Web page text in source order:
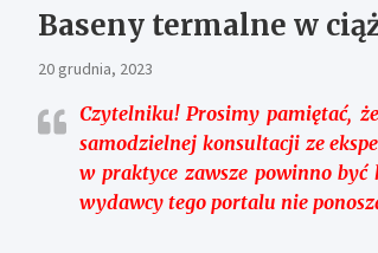
Baseny termalne w
20 grudnia, 2023
Czytelniku!Prosimy pamiętać,
samodzielnej konsultacji ze
w praktyce zawsze powinno
wydawcy tego portalu nie